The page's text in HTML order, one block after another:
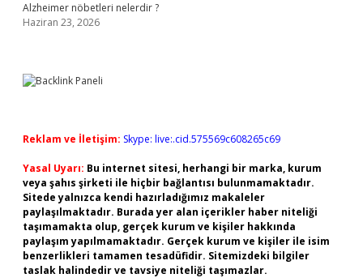
Alzheimer nöbetleri nelerdir ?
Haziran 23, 2026
Reklam ve İletişim: Skype: live:.cid.575569c608265c69
Yasal Uyarı: Bu internet sitesi, herhangi bir marka, kurum
veya şahıs şirketi ile hiçbir bağlantısı bulunmamaktadır.
Sitede yalnızca kendi hazırladığımız makaleler
paylaşılmaktadır. Burada yer alan içerikler haber niteliği
taşımamakta olup, gerçek kurum ve kişiler hakkında
paylaşım yapılmamaktadır. Gerçek kurum ve kişiler ile isim
benzerlikleri tamamen tesadüfidir. Sitemizdeki bilgiler
taslak halindedir ve tavsiye niteliği taşımazlar.